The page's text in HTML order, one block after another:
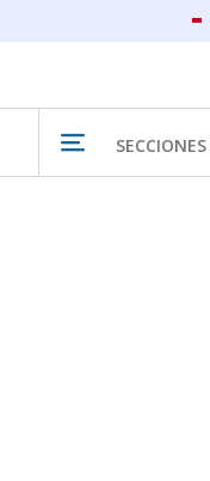
SECCIONES